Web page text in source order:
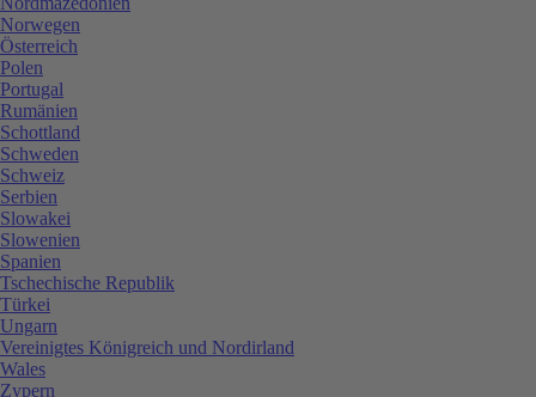
Norwegen
Österreich
Polen
Portugal
Rumänien
Schottland
Schweden
Schweiz
Serbien
Slowakei
Slowenien
Spanien
Tschechische Republik
Türkei
Ungarn
Vereinigtes Königreich und Nordirland
Wales
Zypern